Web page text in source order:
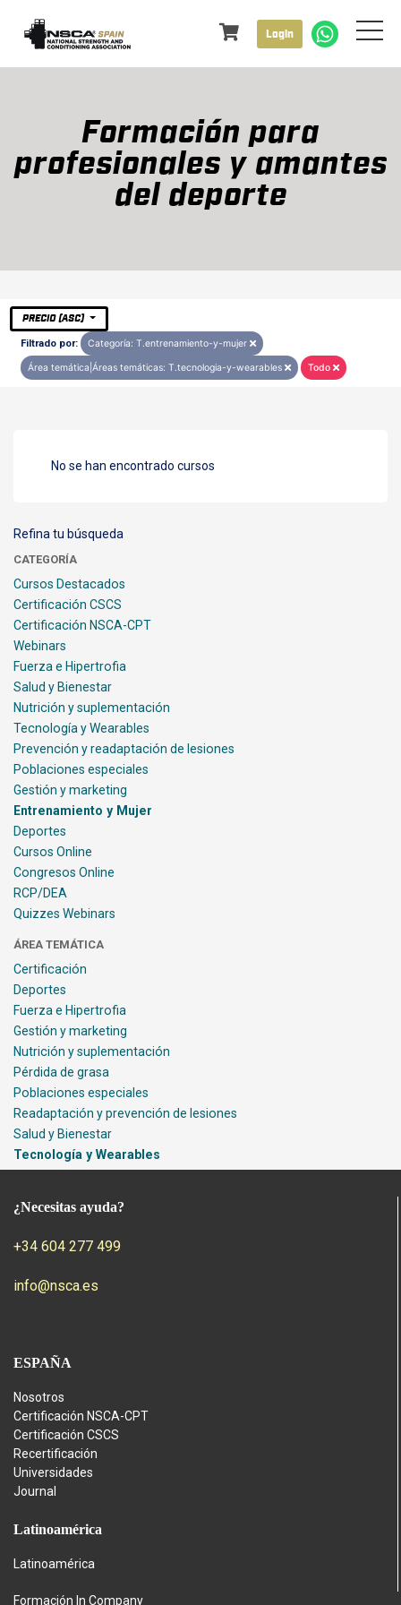
Login
Formación para
profesionales y amantes
del deporte
PRECIO (ASC)
Filtrado por: Categoría: T.entrenamiento-y-mujer
Área temática|Áreas temáticas: T.tecnologia-y-wearables Todo
No se han encontrado cursos
Refina tu búsqueda
CATEGORÍA
Cursos Destacados
Certificación CSCS
Certificación NSCA-CPT
Webinars
Fuerza e Hipertrofia
Salud y Bienestar
Nutrición y suplementación
Tecnología y Wearables
Prevención y readaptación de lesiones
Poblaciones especiales
Gestión y marketing
Entrenamiento y Mujer
Deportes
Cursos Online
Congresos Online
RCP/DEA
Quizzes Webinars
ÁREA TEMÁTICA
Certificación
Deportes
Fuerza e Hipertrofia
Gestión y marketing
Nutrición y suplementación
Pérdida de grasa
Poblaciones especiales
Readaptación y prevención de lesiones
Salud y Bienestar
Tecnología y Wearables
¿Necesitas ayuda?
+34 604 277 499
info@nsca.es
ESPAÑA
Nosotros
Certificación NSCA-CPT
Certificación CSCS
Recertificación
Universidades
Journal
Latinoamérica
Latinoamérica
Formación In Company